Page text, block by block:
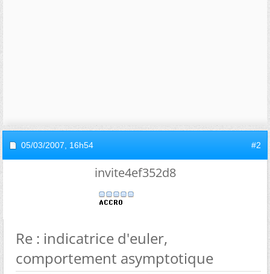
05/03/2007, 16h54 #2
invite4ef352d8
Re : indicatrice d'euler,
comportement asymptotique